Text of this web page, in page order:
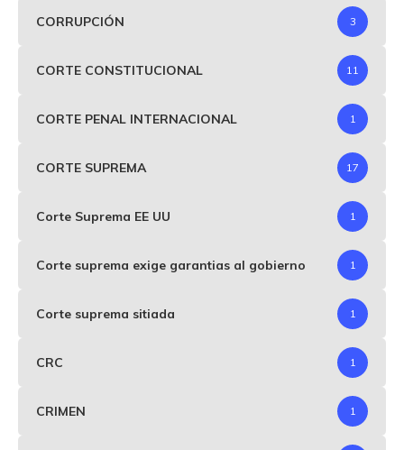
CORRUPCIÓN 3
CORTE CONSTITUCIONAL 11
CORTE PENAL INTERNACIONAL 1
CORTE SUPREMA 17
Corte Suprema EE UU 1
Corte suprema exige garantias al gobierno 1
Corte suprema sitiada 1
CRC 1
CRIMEN 1